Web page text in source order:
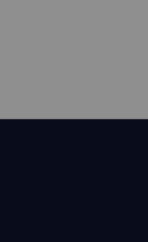
qu'elles provoquent,